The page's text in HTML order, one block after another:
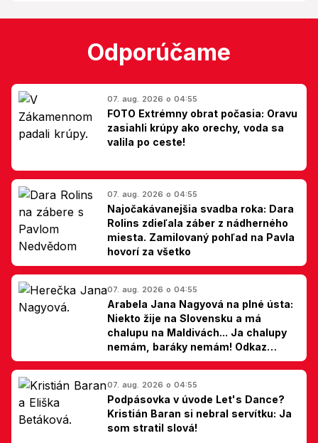
Odporúčame
07. aug. 2026 o 04:55
FOTO Extrémny obrat počasia: Oravu
zasiahli krúpy ako orechy, voda sa
valila po ceste!
07. aug. 2026 o 04:55
Najočakávanejšia svadba roka: Dara
Rolins zdieľala záber z nádherného
miesta. Zamilovaný pohľad na Pavla
hovorí za všetko
07. aug. 2026 o 04:55
Arabela Jana Nagyová na plné ústa:
Niekto žije na Slovensku a má
chalupu na Maldivách... Ja chalupy
nemám, baráky nemám! Odkaz
Slovákom
07. aug. 2026 o 04:55
Podpásovka v úvode Let's Dance?
Kristián Baran si nebral servítku: Ja
som stratil slová!